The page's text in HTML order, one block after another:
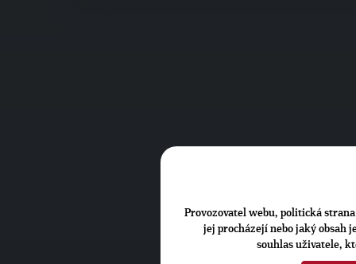
Provozovatel webu, politická
jej procházejí nebo jaký obsah
souhlas uživatele,